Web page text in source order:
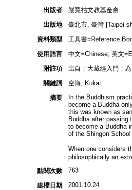
出版者
嚴寬祜文教基金會
出版地
臺北市, 臺灣 [Taipei
資料類型
工具書=Reference
使用語言
中文=Chinese; 英文
附註項
出自：大藏經入門；
關鍵詞
空海; Kukai
摘要
In the Buddhism
become a Buddha
this was known as
Buddha after passing
to become a Buddha
of the Shingon
When one considers
philosophically an
點閱次數
763
建檔日期 2001.10.24